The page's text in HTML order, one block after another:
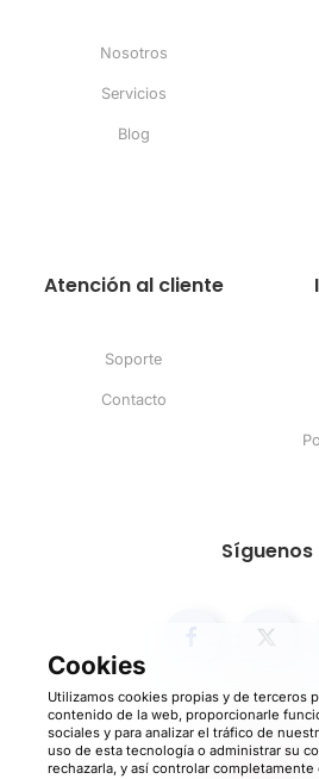
Nosotros
Servicios
Blog
Atención al cliente
Soporte
Contacto
Síguenos
Utilizamos cookies propias y de terceros
contenido de la web, proporcionarle
sociales y para analizar el tráfico de
uso de esta tecnología o administrar su
rechazarla, y así controlar